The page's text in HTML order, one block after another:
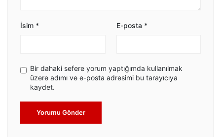
İsim * E-posta *
Bir dahaki sefere yorum yaptığımda kullanılmak
üzere adımı ve e-posta adresimi bu tarayıcıya
kaydet.
Yorumu Gönder